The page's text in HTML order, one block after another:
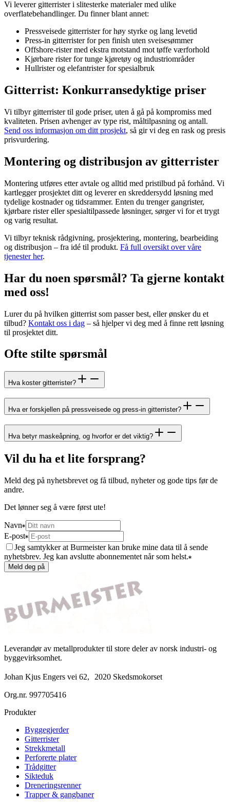
Vi leverer gitterrister i slitesterke materialer med ulike
overflatebehandlinger. Du finner blant annet:
Pressveisede gitterrister for høy styrke og lang levetid
Press-in gitterrister for pen finish uten sveisesømmer
Offshore-rister med ekstra motstand mot tøffe værforhold
Kjørbare rister for tunge kjøretøy og industriområder
Hullrister og elefantrister for spesialbruk
Gitterrist: Konkurransedyktige priser
Vi tilbyr gitterrister til gode priser, uten å gå på kompromiss med
kvaliteten. Prisen avhenger av type rist, måltilpasning og antall.
Send oss informasjon om ditt prosjekt, så gir vi deg en rask og presis
prisvurdering.
Montering og distribusjon av gitterrister
Montering utføres etter avtale og alltid med pristilbud på forhånd. Vi
kartlegger prosjektet ditt og leverer en skreddersydd løsning med
tydelige kostnader og tidsrammer. Enten du trenger gangrister,
kjørbare rister eller spesialtilpassede løsninger, sørger vi for et trygt
og varig resultat.
Vi tilbyr teknisk rådgivning, prosjektering, montering, bearbeiding
og distribusjon – fra idé til produkt. Få full oversikt over våre
tjenester her.
Har du noen spørsmål? Ta gjerne kontakt
med oss!
Lurer du på hvilken gitterrist som passer best, eller ønsker du et
tilbud? Kontakt oss i dag – så hjelper vi deg med å finne rett løsning
til prosjektet ditt.
Ofte stilte spørsmål
Hva koster gitterrister?
Hva er forskjellen på pressveisede og press-in gitterrister?
Hva betyr maskeåpning, og hvorfor er det viktig?
Vil du ha et lite forsprang?
Meld deg på nyhetsbrevet og få tilbud, nyheter og gode tips før de
andre.
Det lønner seg å være først ute!
Navn
E-post
Jeg samtykker at Burmeister kan bruke mine data til å sende
nyhetsbrev. Jeg kan avslutte abonnementet når som helst.
Meld deg på
Leverandør av metallprodukter til store deler av norsk industri- og
byggevirksomhet.
Johan Kjus Engers vei 62, 2020 Skedsmokorset
Org.nr. 997705416
Produkter
Byggegjerder
Gitterrister
Strekkmetall
Perforerte plater
Trådgitter
Sikteduk
Dreneringsrenner
Trapper & gangbaner